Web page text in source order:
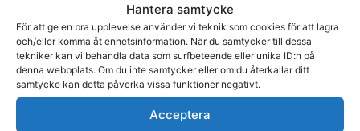
Hantera samtycke
För att ge en bra upplevelse använder vi teknik som cookies för att lagra
och/eller komma åt enhetsinformation. När du samtycker till dessa
tekniker kan vi behandla data som surfbeteende eller unika ID:n på
denna webbplats. Om du inte samtycker eller om du återkallar ditt
samtycke kan detta påverka vissa funktioner negativt.
Acceptera
Idealisk Alkalinitet i badvattnet är 80-120 ppm
(mg/l). För att höja Alkaliniteten i poolvattnet så
gör följande:
Dosering Pool Alka UpDelphin
För att höja alkaliniteten med 10 ppm tillsätt 200g